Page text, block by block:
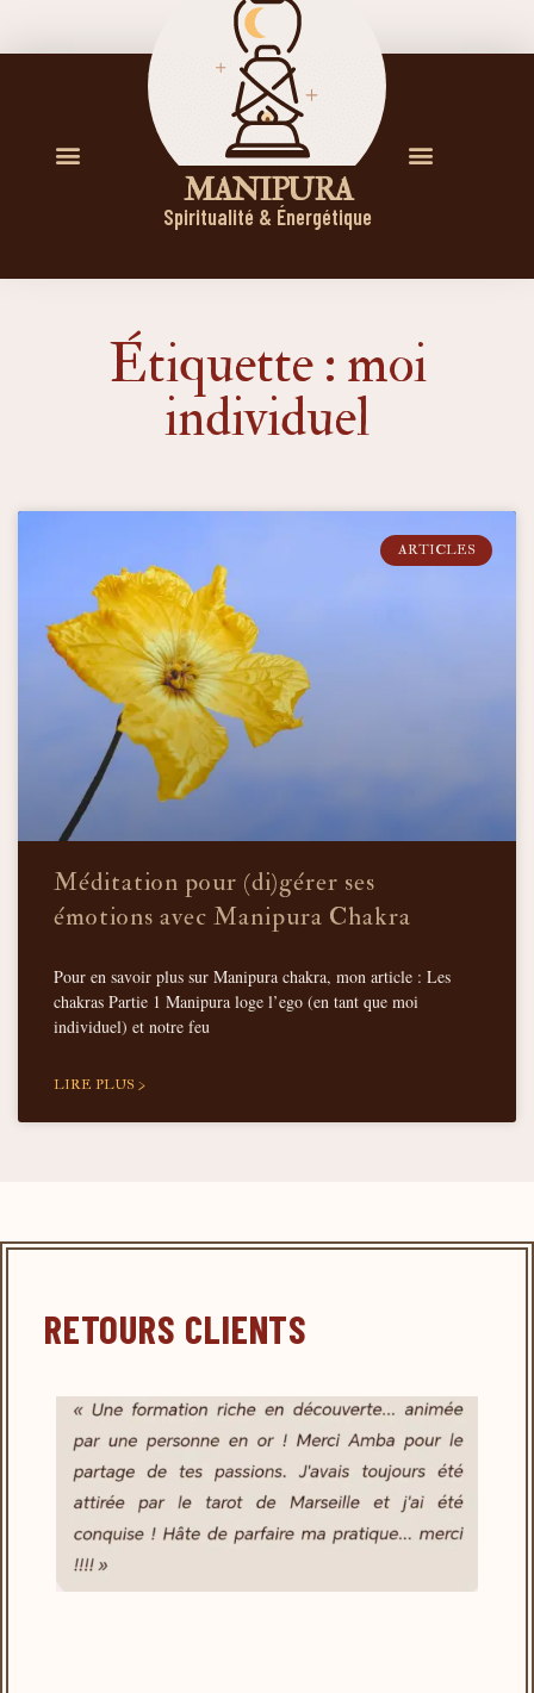
M A N I P U R A
Spiritualité & Énergétique
Étiquette : moi
individuel
ARTICLES
Méditation pour (di)gérer ses
émotions avec Manipura Chakra
Pour en savoir plus sur Manipura chakra, mon article : Les
chakras Partie 1 Manipura loge l’ego (en tant que moi
individuel) et notre feu
LIRE PLUS >
RETOURS CLIENTS